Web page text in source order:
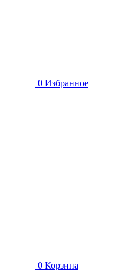
0 Избранное
0 Корзина